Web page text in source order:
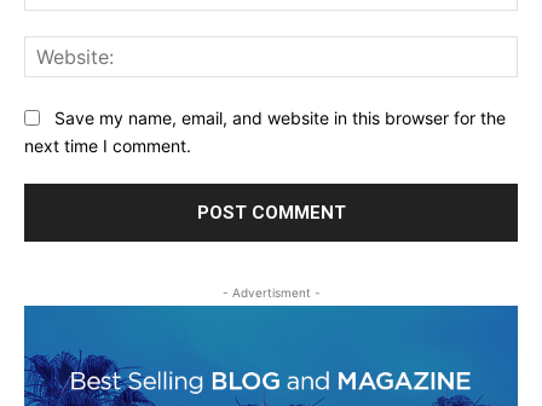
Save my name, email, and website in this browser for the
next time I comment.
- Advertisment -